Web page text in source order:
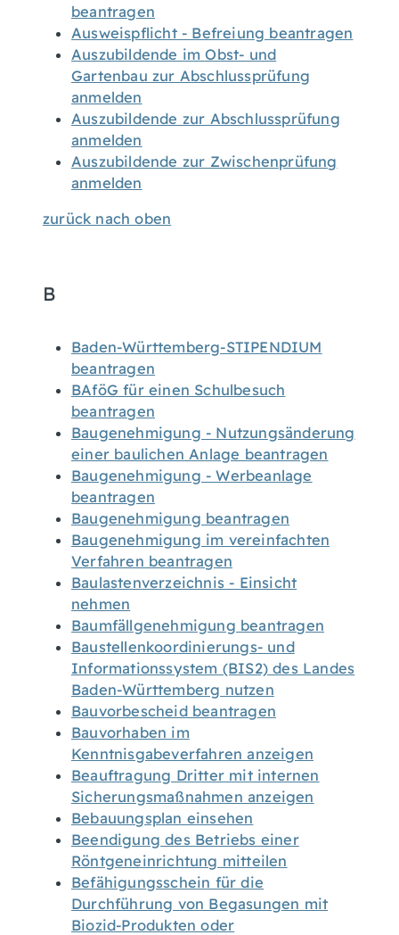
beantragen
Ausweispflicht - Befreiung beantragen
Auszubildende im Obst- und
Gartenbau zur Abschlussprüfung
anmelden
Auszubildende zur Abschlussprüfung
anmelden
Auszubildende zur Zwischenprüfung
anmelden
zurück nach oben
B
Baden-Württemberg-STIPENDIUM
beantragen
BAföG für einen Schulbesuch
beantragen
Baugenehmigung - Nutzungsänderung
einer baulichen Anlage beantragen
Baugenehmigung - Werbeanlage
beantragen
Baugenehmigung beantragen
Baugenehmigung im vereinfachten
Verfahren beantragen
Baulastenverzeichnis - Einsicht
nehmen
Baumfällgenehmigung beantragen
Baustellenkoordinierungs- und
Informationssystem (BIS2) des Landes
Baden-Württemberg nutzen
Bauvorbescheid beantragen
Bauvorhaben im
Kenntnisgabeverfahren anzeigen
Beauftragung Dritter mit internen
Sicherungsmaßnahmen anzeigen
Bebauungsplan einsehen
Beendigung des Betriebs einer
Röntgeneinrichtung mitteilen
Befähigungsschein für die
Durchführung von Begasungen mit
Biozid-Produkten oder